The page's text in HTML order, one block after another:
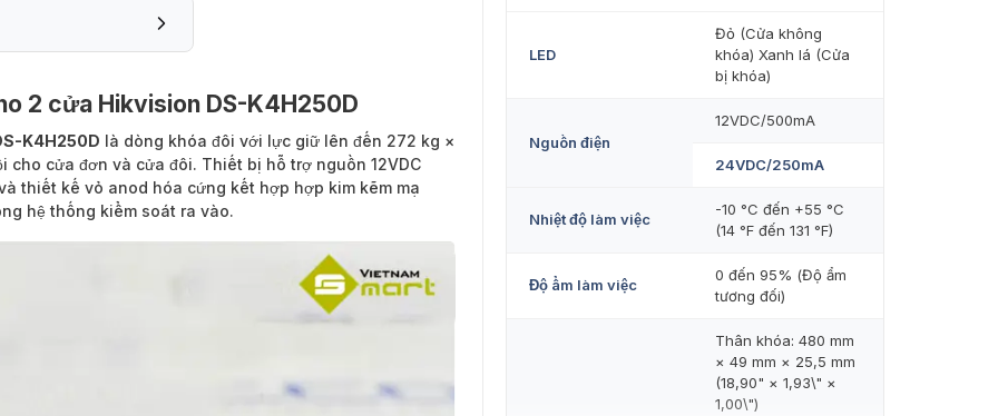
2 cửa Hikvision DS-K4H250D
K4H250D là dòng khóa đôi với lực giữ lên đến 272 kg ×
cửa đơn và cửa đôi. Thiết bị hỗ trợ nguồn 12VDC
thiết kế vỏ anod hóa cứng kết hợp hợp kim kẽm mạ
hệ thống kiểm soát ra vào.
LED
Đỏ (Cửa không
khóa) Xanh lá (Cửa
bị khóa)
Nguồn điện
12VDC/500mA
24VDC/250mA
Nhiệt độ làm việc
-10 °C đến +55 °C
(14 °F đến 131 °F)
Độ ẩm làm việc
0 đến 95% (Độ ẩm
tương đối)
Thân khóa: 480 mm
× 49 mm × 25,5 mm
(18,90" × 1,93\" ×
1,00\")